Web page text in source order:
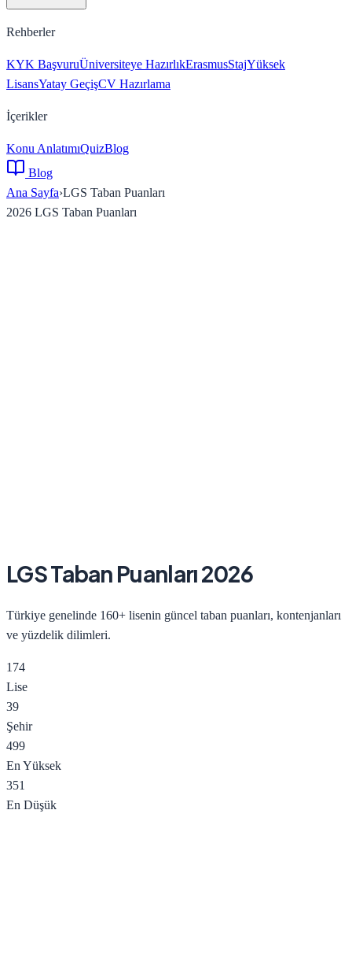
Rehberler
KYK BaşvuruÜniversiteye HazırlıkErasmusStajYüksek
LisansYatay GeçişCV Hazırlama
İçerikler
Konu AnlatımıQuizBlog
Blog
Ana Sayfa›LGS Taban Puanları
2026 LGS Taban Puanları
LGS Taban Puanları2026
Türkiye genelinde 160+ lisenin güncel taban puanları, kontenjanları
ve yüzdelik dilimleri.
174
Lise
39
Şehir
499
En Yüksek
351
En Düşük